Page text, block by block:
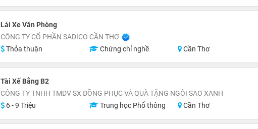
Lái Xe Văn Phòng
CÔNG TY CỔ PHẦN SADICO CẦN THƠ
Thỏa thuận
Chứng chỉ nghề Cần Thơ
Tài Xế Bằng B2
CÔNG TY TNHH TMDV SX ĐỒNG PHỤC VÀ QUÀ TẶNG NGÔI SAO XANH
6 - 9 Triệu
Trung học Phổ thông Cần Thơ